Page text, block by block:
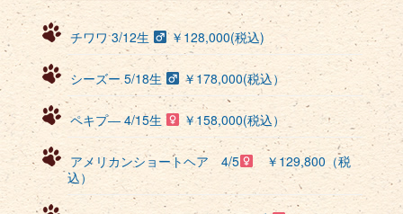
チワワ 3/12生 ￥128,000(税込)
シーズー 5/18生 ￥178,000(税込）
ペキプ― 4/15生 ￥158,000(税込）
アメリカンショートヘア 4/5
￥129,800（税
込）